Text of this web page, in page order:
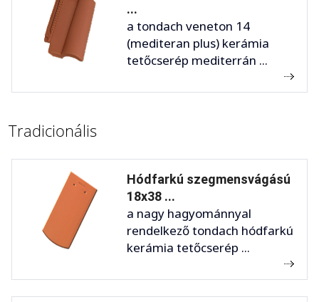
...
a tondach veneton 14
(mediteran plus) kerámia
tetőcserép mediterrán ...
Tradicionális
Hódfarkú szegmensvágású
18x38 ...
a nagy hagyománnyal
rendelkező tondach hódfarkú
kerámia tetőcserép ...